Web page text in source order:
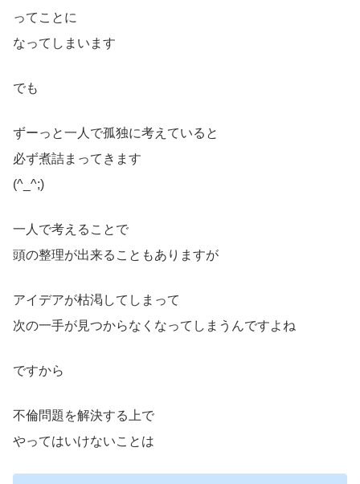
ってことに
なってしまいます
でも
ずーっと一人で孤独に考えていると
必ず煮詰まってきます
(^_^;)
一人で考えることで
頭の整理が出来ることもありますが
アイデアが枯渇してしまって
次の一手が見つからなくなってしまうんですよね
ですから
不倫問題を解決する上で
やってはいけないことは